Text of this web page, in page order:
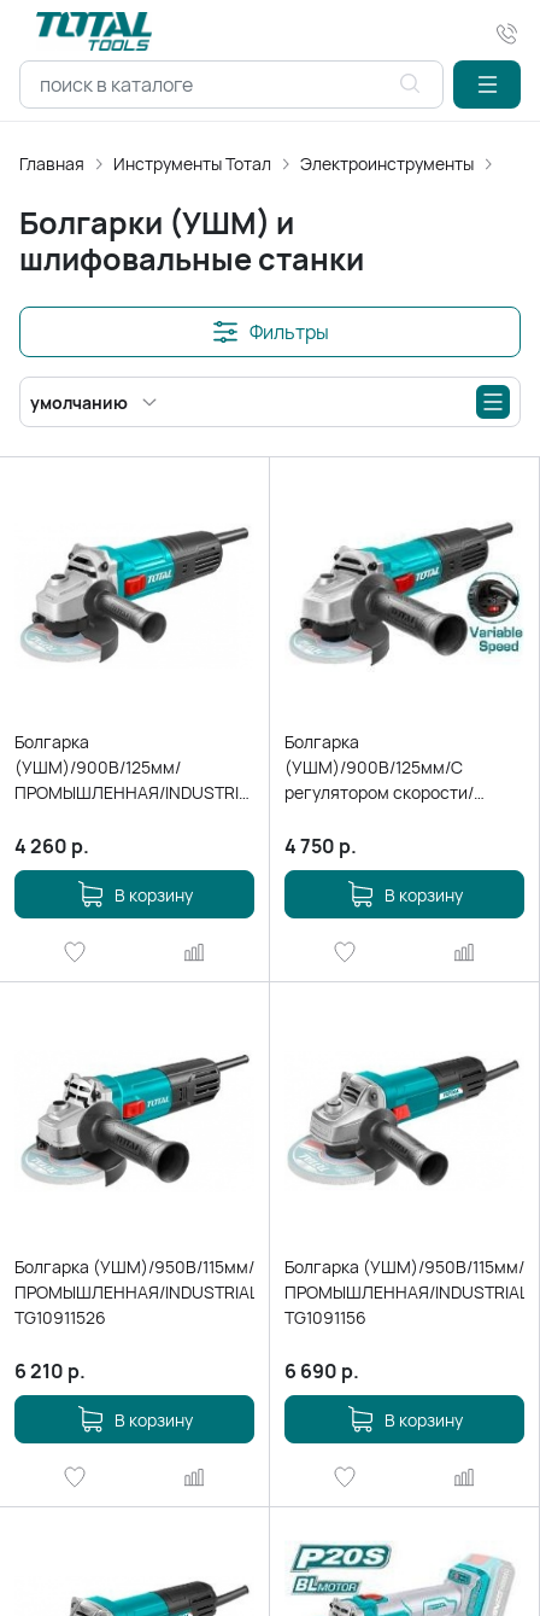
Главная Инструменты Тотал Электроинструменты
Болгарки (УШМ) и
шлифовальные станки
Фильтры
умолчанию
Болгарка
(УШМ)/900В/125мм/
ПРОМЫШЛЕННАЯ/INDUSTRIAL
4 260 р.
В корзину
Болгарка
(УШМ)/900В/125мм/С
регулятором скорости/
TG109125565
4 750 р.
В корзину
Болгарка (УШМ)/950В/115мм/
ПРОМЫШЛЕННАЯ/INDUSTRIAL
TG10911526
6 210 р.
В корзину
Болгарка (УШМ)/950В/115мм/
ПРОМЫШЛЕННАЯ/INDUSTRIAL
TG1091156
6 690 р.
В корзину